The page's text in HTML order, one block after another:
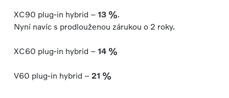
XC90 plug-in hybrid – 13 %.
Nyní navíc s prodlouženou zárukou o 2 roky.
XC60 plug-in hybrid – 14 %
V60 plug-in hybrid – 21 %